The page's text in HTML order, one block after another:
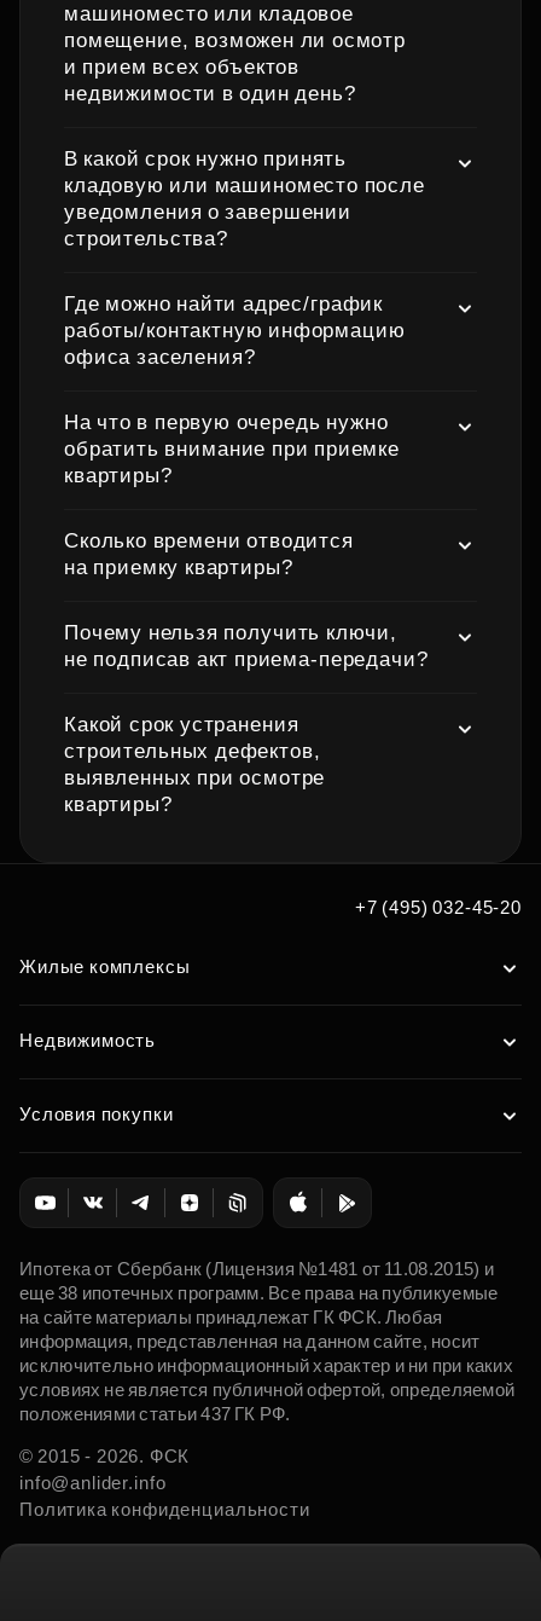
машиноместо или кладовое
помещение, возможен ли осмотр
и прием всех объектов
недвижимости в один день?
В какой срок нужно принять
кладовую или машиноместо после
уведомления о завершении
строительства?
Где можно найти адрес/график
работы/контактную информацию
офиса заселения?
На что в первую очередь нужно
обратить внимание при приемке
квартиры?
Сколько времени отводится
на приемку квартиры?
Почему нельзя получить ключи,
не подписав акт приема‑передачи?
Какой срок устранения
строительных дефектов,
выявленных при осмотре
квартиры?
+7 (495) 032-45-20
Жилые комплексы
Недвижимость
Условия покупки
Ипотека от Сбербанк (Лицензия №1481 от 11.08.2015) и
еще 38 ипотечных программ. Все права на публикуемые
на сайте материалы принадлежат ГК ФСК. Любая
информация, представленная на данном сайте, носит
исключительно информационный характер и ни при каких
условиях не является публичной офертой, определяемой
положениями статьи 437 ГК РФ.
© 2015 - 2026. ФСК
info@anlider.info
Политика конфиденциальности